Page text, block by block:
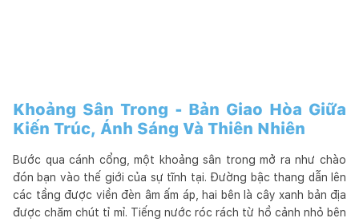
Khoảng Sân Trong - Bản Giao Hòa Giữa
Kiến Trúc, Ánh Sáng Và Thiên Nhiên
Bước qua cánh cổng, một khoảng sân trong mở ra như chào
đón bạn vào thế giới của sự tĩnh tại. Đường bậc thang dẫn lên
các tầng được viền đèn âm ấm áp, hai bên là cây xanh bản địa
được chăm chút tỉ mỉ. Tiếng nước róc rách từ hồ cảnh nhỏ bên